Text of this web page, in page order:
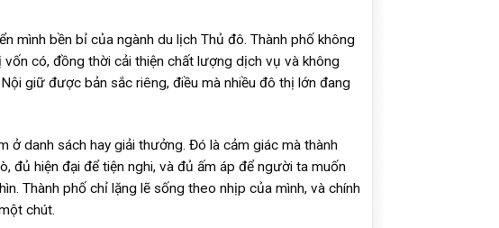
mình bền bỉ của ngành du lịch Thủ đô. Thành phố không
có, đồng thời cải thiện chất lượng dịch vụ và không
giữ được bản sắc riêng, điều mà nhiều đô thị lớn đang
ở danh sách hay giải thưởng. Đó là cảm giác mà thành
đủ hiện đại để tiện nghi, và đủ ấm áp để người ta muốn
Thành phố chỉ lặng lẽ sống theo nhịp của mình, và chính
chút.